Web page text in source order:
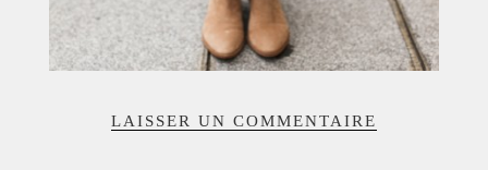
LAISSER UN COMMENTAIRE